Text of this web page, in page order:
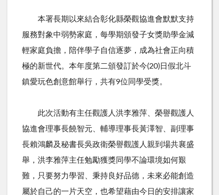
本署長期以來結合彰化縣榮觀協進會默默支持
服務對象中弱勢家庭，每學期頒發子女獎助學金減
輕家庭負擔，陪伴學子自信逐夢，成為社會正向積
極的新世代。本年度第二頒發訂於今(20)日假北斗
鎮愛玩色創意館舉行，共有9位同學受獎。
此次活動有主任觀護人洪李雅萍、榮譽觀護人
協進會理事長饒智元、輔導理事長黃澤智、副理事
長賴鴻麟及秘書長吳政衛榮譽觀護人親到場共襄盛
舉，洪李雅萍主任勉勵獲獎同學不論環境如何艱
難，只要努力學習、秉持良好品德，未來必能創造
屬於自己的一片天空，也希望藉由今日的安排讓家